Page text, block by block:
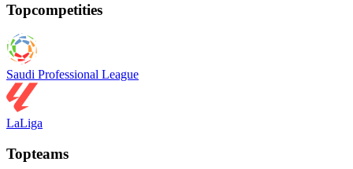
Topcompetities
Saudi Professional League
LaLiga
Topteams